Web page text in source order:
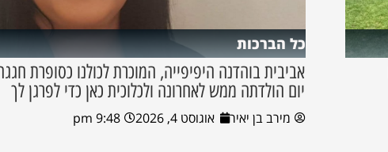
כל הברכות
אביבית בוהדנה היפיפייה, המוכרת לכולנו כסופרת
יום הולדתה ממש לאחרונה ולכלוכית כאן כדי לפרגן לך
מירב בן יאיר אוגוסט 4, 2026 9:48 pm